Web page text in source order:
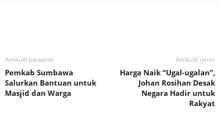
Artikulli paraprak
Pemkab Sumbawa
Salurkan Bantuan untuk
Masjid dan Warga
Artikulli tjetër
Harga Naik “Ugal-ugalan”,
Johan Rosihan Desak
Negara Hadir untuk
Rakyat